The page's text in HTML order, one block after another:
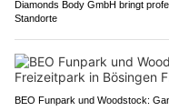
Diamonds Body GmbH bringt
Standorte
BEO Funpark und Woodstock: